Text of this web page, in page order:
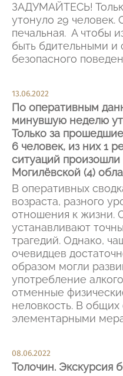
ЗАДУМАЙТЕСЬ!
утонуло 29 человек.
печальная. А чтобы
быть бдительными и
безопасного
13.06.2022
По оперативным
минувшую неделю
Только за
6 человек, из них 1
ситуаций
Могилёвской (4)
В оперативных
возраста, разного
отношения к жизни.
устанавливают
трагедий. Однако,
очевидцев
образом могли
употребление
отменные
неловкость. В
элементарными
08.06.2022
Толочин. Экскурсия